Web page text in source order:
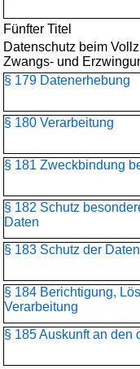
Fünfter Titel
Datenschutz beim
Zwangs- und
§ 179 Datenerhebung
§ 180 Verarbeitung
§ 181 Zweckbindung
§ 182 Schutz
Daten
§ 183 Schutz der
§ 184 Berichtigung,
Verarbeitung
§ 185 Auskunft an den